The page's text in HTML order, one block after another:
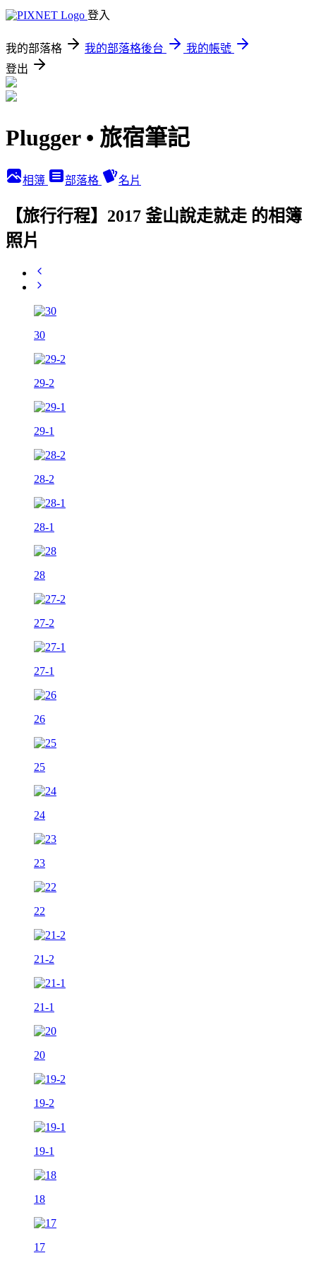
登入
我的部落格 我的部落格後台
我的帳號
登出
Plugger • 旅宿筆記
相簿 部落格 名片
【旅行行程】2017 釜山說走就走 的相簿
照片
30
29-2
29-1
28-2
28-1
28
27-2
27-1
26
25
24
23
22
21-2
21-1
20
19-2
19-1
18
17